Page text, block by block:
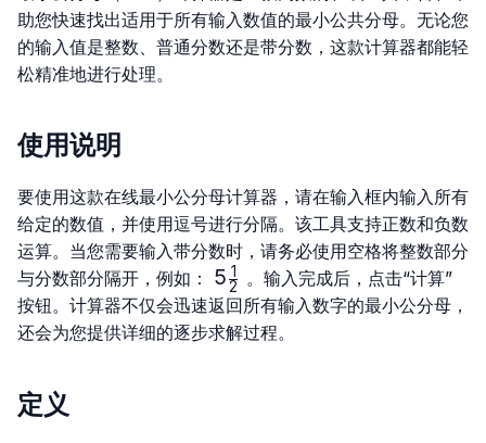
助您快速找出适用于所有输入数值的最小公共分母。无论您
的输入值是整数、普通分数还是带分数，这款计算器都能轻
松精准地进行处理。
使用说明
要使用这款在线最小公分母计算器，请在输入框内输入所有
给定的数值，并使用逗号进行分隔。该工具支持正数和负数
运算。当您需要输入带分数时，请务必使用空格将整数部分
与分数部分隔开，例如： 5\frac{1}
{2}
5 2
1
。输入完成后，点击“计算”
按钮。计算器不仅会迅速返回所有输入数字的最小公分母，
还会为您提供详细的逐步求解过程。
定义